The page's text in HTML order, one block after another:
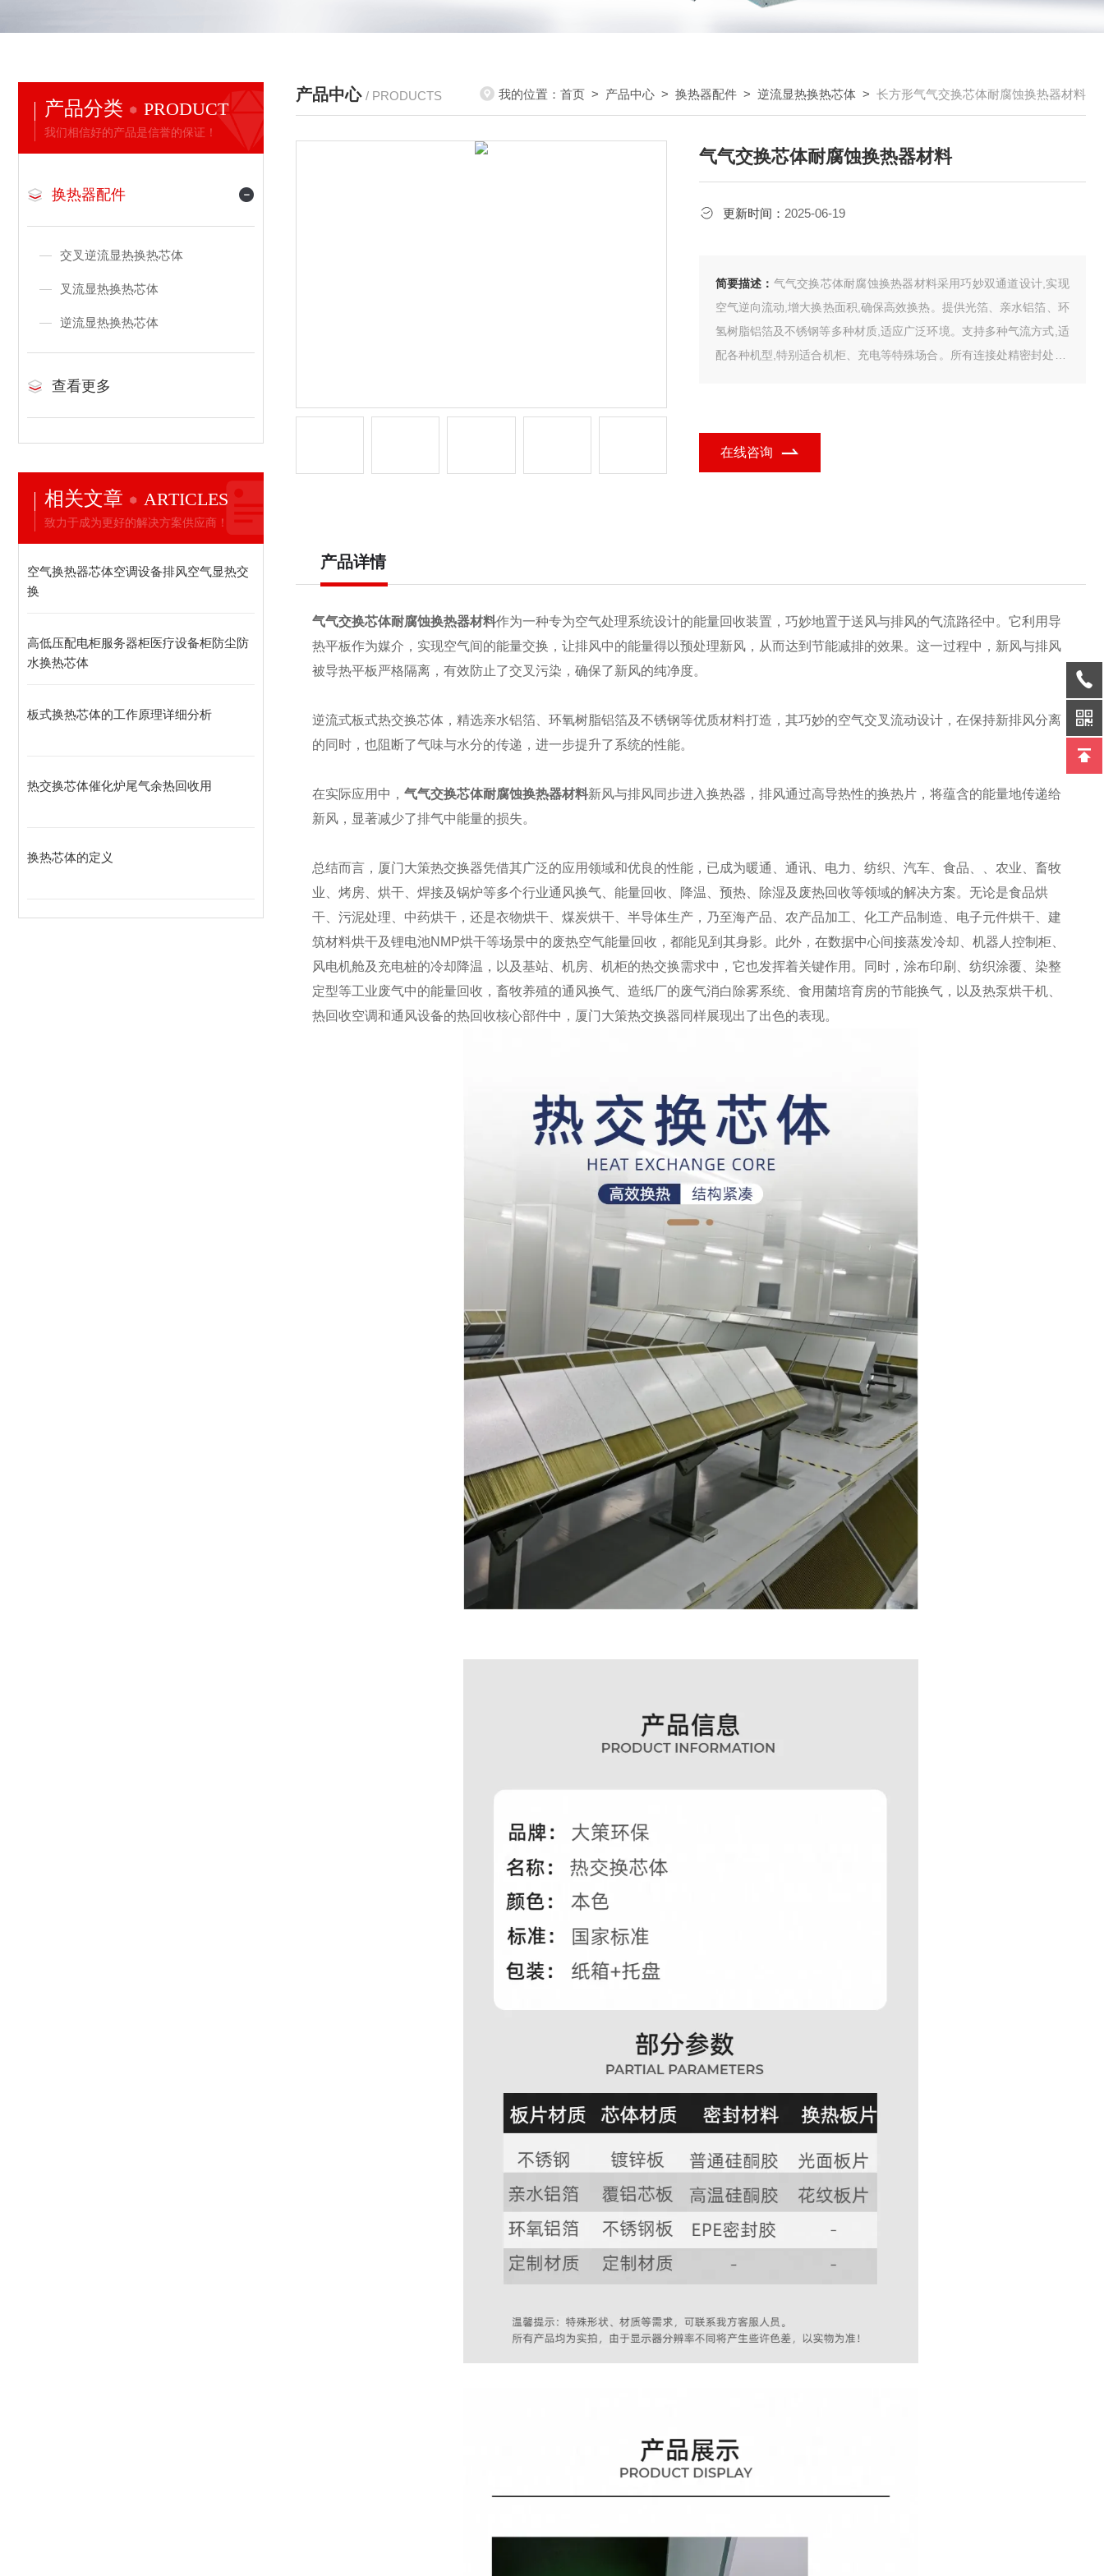
产品分类 PRODUCT
我们相信好的产品是信誉的保证！
换热器配件
交叉逆流显热换热芯体
叉流显热换热芯体
逆流显热换热芯体
查看更多
相关文章 ARTICLES
致力于成为更好的解决方案供应商！
空气换热器芯体空调设备排风空气显热交
换
高低压配电柜服务器柜医疗设备柜防尘防
水换热芯体
板式换热芯体的工作原理详细分析
热交换芯体催化炉尾气余热回收用
换热芯体的定义
产品中心 / PRODUCTS 我的位置： 首页 > 产品中心 > 换热器配件 > 逆流显热换热芯体 > 长方形气气交换芯体耐腐蚀换热器材料
气气交换芯体耐腐蚀换热器材料
更新时间： 2025-06-19
简要描述： 气气交换芯体耐腐蚀换热器材料采用巧妙双通道设计,实现
空气逆向流动,增大换热面积,确保高效换热。提供光箔、亲水铝箔、环
氢树脂铝箔及不锈钢等多种材质,适应广泛环境。支持多种气流方式,适
配各种机型,特别适合机柜、充电等特殊场合。所有连接处精密封处理,
在线咨询
产品详情
气气交换芯体耐腐蚀换热器材料作为一种专为空气处理系统设计的能量回收装置，巧妙地置于送风与排风的气流路径中。它利用导
热平板作为媒介，实现空气间的能量交换，让排风中的能量得以预处理新风，从而达到节能减排的效果。这一过程中，新风与排风
被导热平板严格隔离，有效防止了交叉污染，确保了新风的纯净度。
逆流式板式热交换芯体，精选亲水铝箔、环氧树脂铝箔及不锈钢等优质材料打造，其巧妙的空气交叉流动设计，在保持新排风分离
的同时，也阻断了气味与水分的传递，进一步提升了系统的性能。
在实际应用中， 气气交换芯体耐腐蚀换热器材料新风与排风同步进入换热器，排风通过高导热性的换热片，将蕴含的能量地传递给
新风，显著减少了排气中能量的损失。
总结而言，厦门大策热交换器凭借其广泛的应用领域和优良的性能，已成为暖通、通讯、电力、纺织、汽车、食品、、农业、畜牧
业、烤房、烘干、焊接及锅炉等多个行业通风换气、能量回收、降温、预热、除湿及废热回收等领域的解决方案。无论是食品烘
干、污泥处理、中药烘干，还是衣物烘干、煤炭烘干、半导体生产，乃至海产品、农产品加工、化工产品制造、电子元件烘干、建
筑材料烘干及锂电池NMP烘干等场景中的废热空气能量回收，都能见到其身影。此外，在数据中心间接蒸发冷却、机器人控制柜、
风电机舱及充电桩的冷却降温，以及基站、机房、机柜的热交换需求中，它也发挥着关键作用。同时，涂布印刷、纺织涂覆、染整
定型等工业废气中的能量回收，畜牧养殖的通风换气、造纸厂的废气消白除雾系统、食用菌培育房的节能换气，以及热泵烘干机、
热回收空调和通风设备的热回收核心部件中，厦门大策热交换器同样展现出了出色的表现。